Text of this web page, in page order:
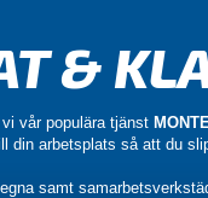
&
vår populära tjänst
din arbetsplats så att du
samt